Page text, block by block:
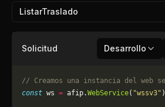
ListarTraslado
Solicitud Desarrollo
// Creamos una instancia del web
const ws = afip.WebService( "wssv3"